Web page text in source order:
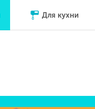
Для кухни